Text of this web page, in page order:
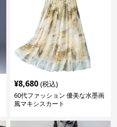
¥8,680 (税込)
60代ファッション 優美な水墨画
風マキシスカート